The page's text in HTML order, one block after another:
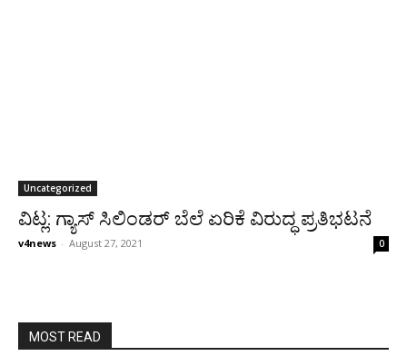
Uncategorized
ವಿಟ್ಲ: ಗ್ಯಾಸ್ ಸಿಲಿಂಡರ್ ಬೆಲೆ ಏರಿಕೆ ವಿರುದ್ಧ ಪ್ರತಿಭಟನೆ
v4news - August 27, 2021 0
MOST READ